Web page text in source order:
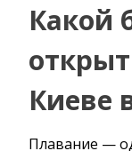
Какой
Киеве
Плавание —